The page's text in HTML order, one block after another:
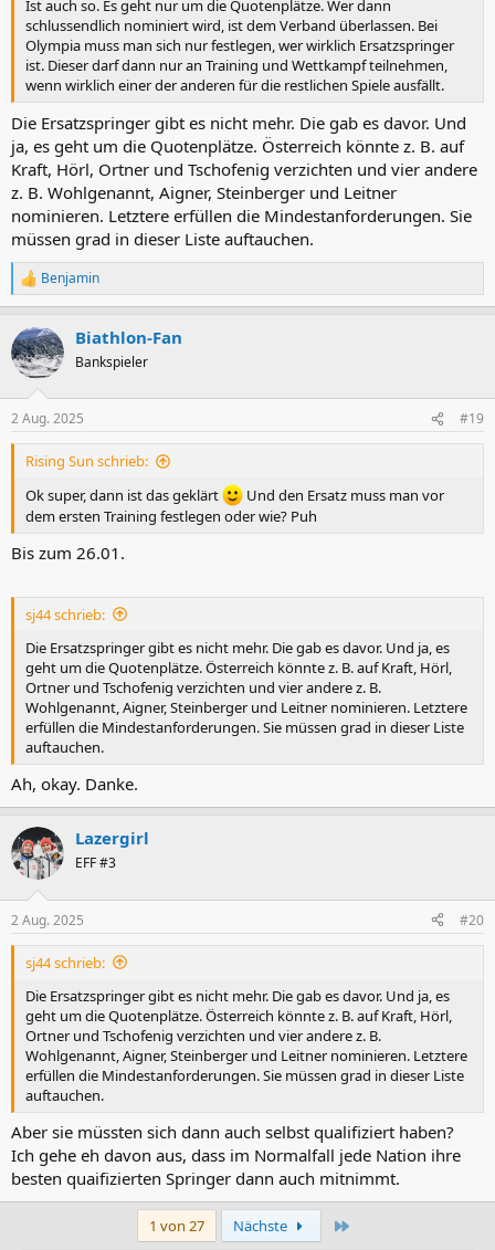
Ist auch so. Es geht nur um die Quotenplätze. Wer dann
schlussendlich nominiert wird, ist dem Verband überlassen. Bei
Olympia muss man sich nur festlegen, wer wirklich Ersatzspringer
ist. Dieser darf dann nur an Training und Wettkampf teilnehmen,
wenn wirklich einer der anderen für die restlichen Spiele ausfällt.
Die Ersatzspringer gibt es nicht mehr. Die gab es davor. Und
ja, es geht um die Quotenplätze. Österreich könnte z. B. auf
Kraft, Hörl, Ortner und Tschofenig verzichten und vier andere
z. B. Wohlgenannt, Aigner, Steinberger und Leitner
nominieren. Letztere erfüllen die Mindestanforderungen. Sie
müssen grad in dieser Liste auftauchen.
R
e
k
t
i
n
e
n
Benjamin
Biathlon-Fan
Bankspieler
2 Aug. 2025 #19
Rising Sun schrieb:
Ok super, dann ist das geklärt
Und den Ersatz muss man vor
dem ersten Training festlegen oder wie? Puh
Bis zum 26.01.
sj44 schrieb:
Die Ersatzspringer gibt es nicht mehr. Die gab es davor. Und ja, es
geht um die Quotenplätze. Österreich könnte z. B. auf Kraft, Hörl,
Ortner und Tschofenig verzichten und vier andere z. B.
Wohlgenannt, Aigner, Steinberger und Leitner nominieren. Letztere
erfüllen die Mindestanforderungen. Sie müssen grad in dieser Liste
auftauchen.
Ah, okay. Danke.
Lazergirl
EFF #3
2 Aug. 2025 #20
sj44 schrieb:
Die Ersatzspringer gibt es nicht mehr. Die gab es davor. Und ja, es
geht um die Quotenplätze. Österreich könnte z. B. auf Kraft, Hörl,
Ortner und Tschofenig verzichten und vier andere z. B.
Wohlgenannt, Aigner, Steinberger und Leitner nominieren. Letztere
erfüllen die Mindestanforderungen. Sie müssen grad in dieser Liste
auftauchen.
Aber sie müssten sich dann auch selbst qualifiziert haben?
Ich gehe eh davon aus, dass im Normalfall jede Nation ihre
besten quaifizierten Springer dann auch mitnimmt.
1 von 27 Nächste